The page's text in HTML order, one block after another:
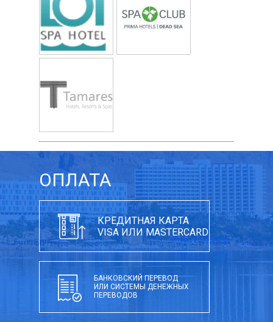
ОПЛАТА
КРЕДИТНАЯ КАРТА
VISA ИЛИ MASTERCARD
БАНКОВСКИЙ ПЕРЕВОД
ИЛИ СИСТЕМЫ ДЕНЕЖНЫХ
ПЕРЕВОДОВ